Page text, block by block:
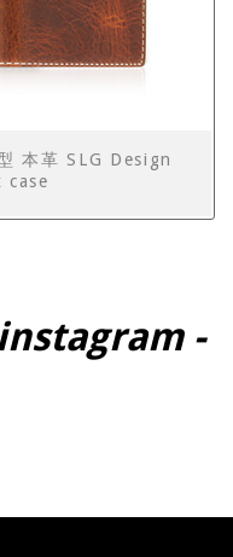
本革 SLG Design
case
instagram -